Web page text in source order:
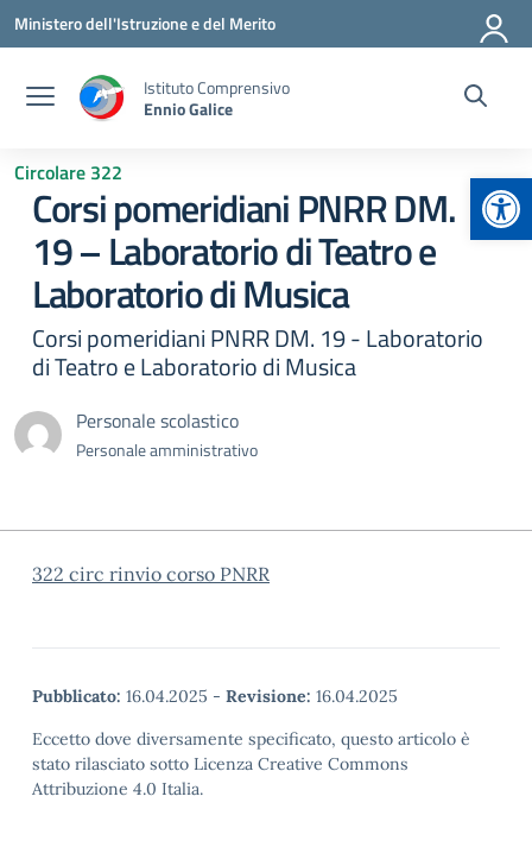
Vai ai contenuti
Vai al menu di navigazione
Vai al footer
Ministero dell'Istruzione e del Merito
Istituto Comprensivo
Ennio Galice
Circolare 322
Corsi pomeridiani PNRR DM.
19 – Laboratorio di Teatro e
Laboratorio di Musica
Corsi pomeridiani PNRR DM. 19 - Laboratorio
di Teatro e Laboratorio di Musica
Personale scolastico
Personale amministrativo
322 circ rinvio corso PNRR
Pubblicato: 16.04.2025 - Revisione: 16.04.2025
Eccetto dove diversamente specificato, questo articolo è
stato rilasciato sotto Licenza Creative Commons
Attribuzione 4.0 Italia.